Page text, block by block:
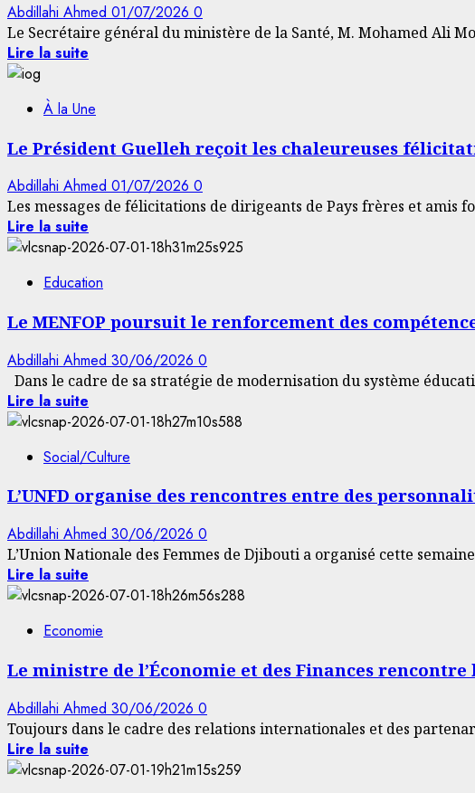
Abdillahi Ahmed 01/07/2026 0
Le Secrétaire général du ministère de la Santé, M. Mohamed Ali
Lire la suite
À la Une
Le Président Guelleh reçoit les chaleureuses
Abdillahi Ahmed 01/07/2026 0
Les messages de félicitations de dirigeants de Pays frères et amis
Lire la suite
Education
Le MENFOP poursuit le renforcement des
Abdillahi Ahmed 30/06/2026 0
Dans le cadre de sa stratégie de modernisation du système
Lire la suite
Social/Culture
L’UNFD organise des rencontres entre des
Abdillahi Ahmed 30/06/2026 0
L’Union Nationale des Femmes de Djibouti a organisé cette
Lire la suite
Economie
Le ministre de l’Économie et des Finances
Abdillahi Ahmed 30/06/2026 0
Toujours dans le cadre des relations internationales et des
Lire la suite